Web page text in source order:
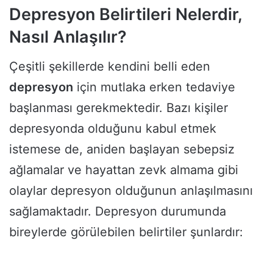
Depresyon Belirtileri Nelerdir,
Nasıl Anlaşılır?
Çeşitli şekillerde kendini belli eden
depresyon için mutlaka erken tedaviye
başlanması gerekmektedir. Bazı kişiler
depresyonda olduğunu kabul etmek
istemese de, aniden başlayan sebepsiz
ağlamalar ve hayattan zevk almama gibi
olaylar depresyon olduğunun anlaşılmasını
sağlamaktadır. Depresyon durumunda
bireylerde görülebilen belirtiler şunlardır: